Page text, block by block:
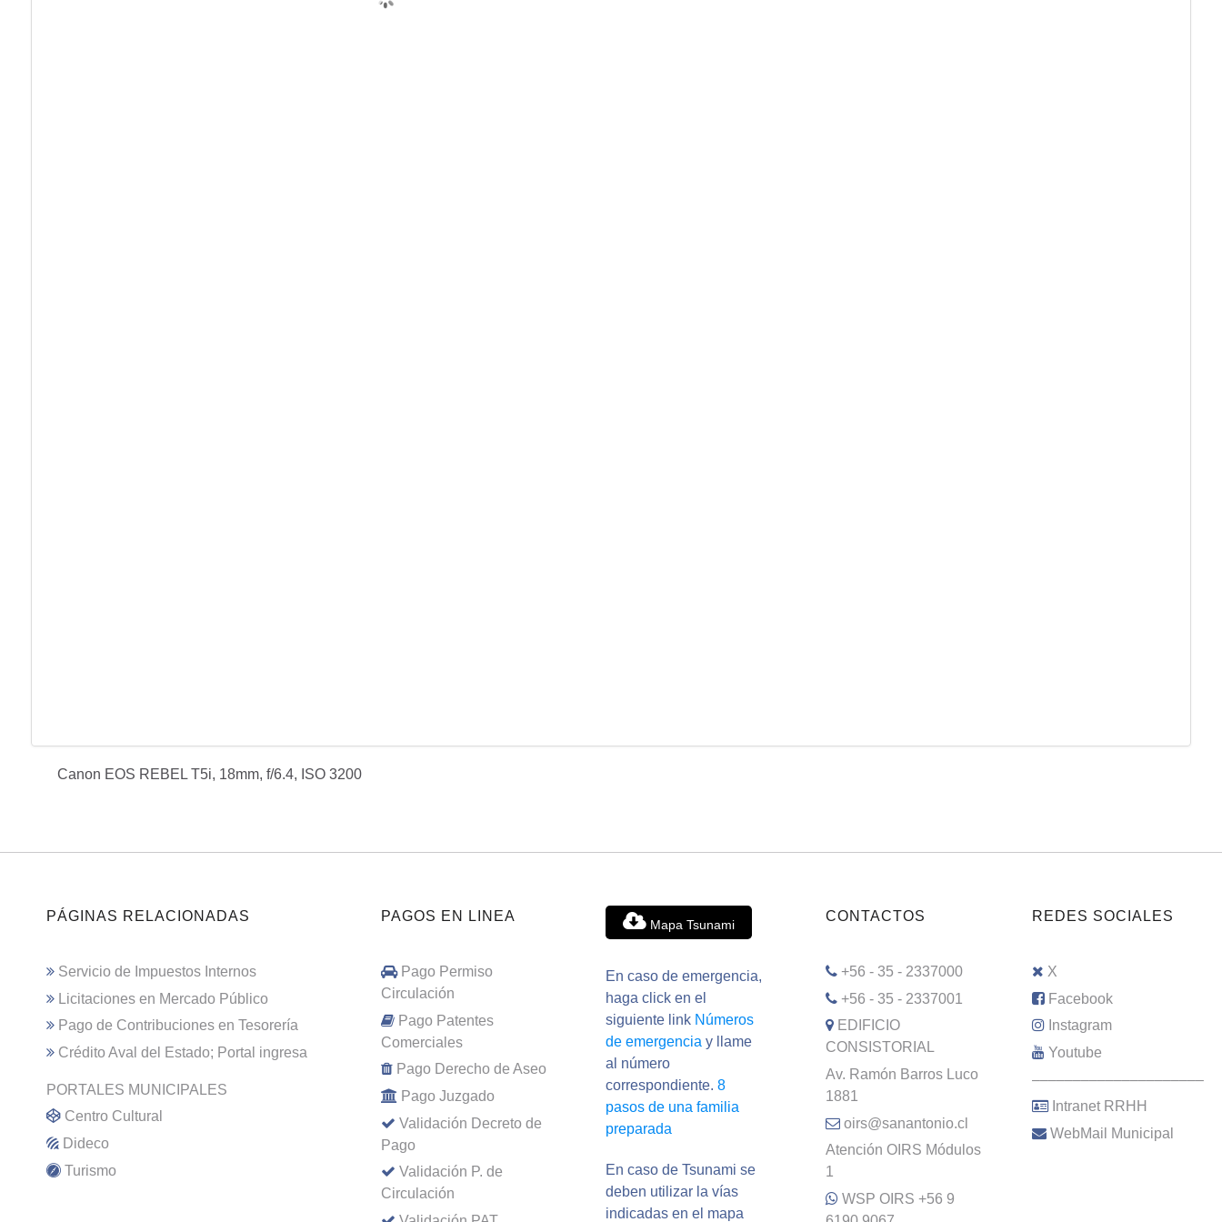
Canon EOS REBEL T5i, 18mm, f/6.4, ISO 3200
PÁGINAS RELACIONADAS
Servicio de Impuestos Internos
Licitaciones en Mercado Público
Pago de Contribuciones en Tesorería
Crédito Aval del Estado; Portal ingresa
PORTALES MUNICIPALES
Centro Cultural
Dideco
Turismo
PAGOS EN LINEA
Pago Permiso
Circulación
Pago Patentes
Comerciales
Pago Derecho de Aseo
Pago Juzgado
Validación Decreto de
Pago
Validación P. de
Circulación
Mapa Tsunami
En caso de emergencia,
haga click en el
siguiente link Números
de emergencia y llame
al número
correspondiente. 8
pasos de una familia
preparada
En caso de Tsunami se
deben utilizar la vías
indicadas en el mapa
CONTACTOS
+56 - 35 - 2337000
+56 - 35 - 2337001
EDIFICIO
CONSISTORIAL
Av. Ramón Barros Luco
1881
oirs@sanantonio.cl
Atención OIRS Módulos
1
WSP OIRS +56 9
REDES SOCIALES
X
Facebook
Instagram
Youtube
–––––––––––––––––––––
Intranet RRHH
WebMail Municipal